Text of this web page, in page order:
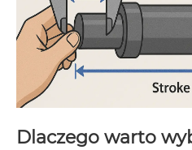
Dlaczego warto